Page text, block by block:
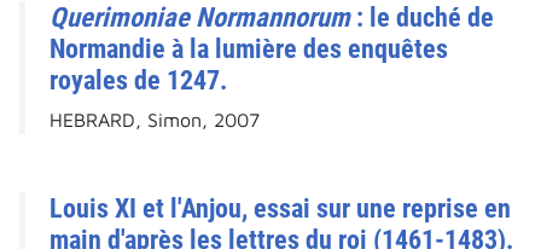
Querimoniae Normannorum: le duché de
Normandie à la lumière des enquêtes
royales de 1247.
HEBRARD, Simon, 2007
Louis XI et l'Anjou, essai sur une reprise en
main d'après les lettres du roi (1461-1483).